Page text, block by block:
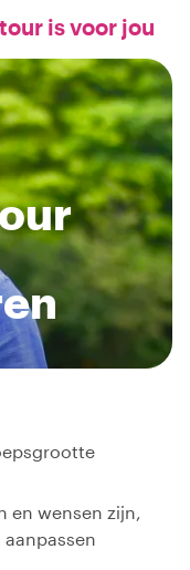
is voor jou
en wensen zijn,